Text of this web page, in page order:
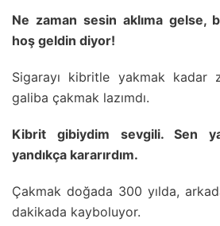
Ne zaman sesin aklıma gelse,
hoş geldin diyor!
Sigarayı kibritle yakmak kadar
galiba çakmak lazımdı.
Kibrit gibiydim sevgili. Sen
yandıkça kararırdım.
Çakmak doğada 300 yılda,
dakikada kayboluyor.